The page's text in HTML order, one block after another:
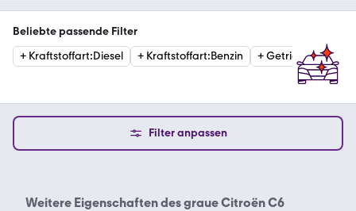
Beliebte passende Filter
+ Kraftstoffart:Diesel + Kraftstoffart:Benzin +Getriebe:
Filter anpassen
Weitere Eigenschaften desgraue Citroën C6